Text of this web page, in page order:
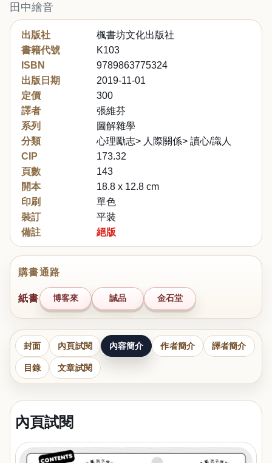
田中繪音
出版社
楓書坊文化出版社
書籍代號
K103
ISBN
9789863775324
出版日期
2019-11-01
定價
300
譯者
張維芬
系列
圖解雜學
分類
心理勵志> 人際關係> 讀心/識人
CIP
173.32
頁數
143
開本
18.8 x 12.8 cm
印刷
單色
裝訂
平裝
備註
絕版
購書通路
紙書 博客來 誠品 金石堂
封面 內頁試閱 內容簡介 作者簡介 譯者簡介
目錄 文章試閱
內頁試閱